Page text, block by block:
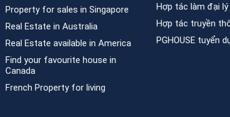
Property for sales in Singapore
Real Estate in Australia
Real Estate available in America
Find your favourite house in
Canada
French Property for living
Hợp tác làm đại lý
Hợp tác truyền
PGHOUSE tuyển